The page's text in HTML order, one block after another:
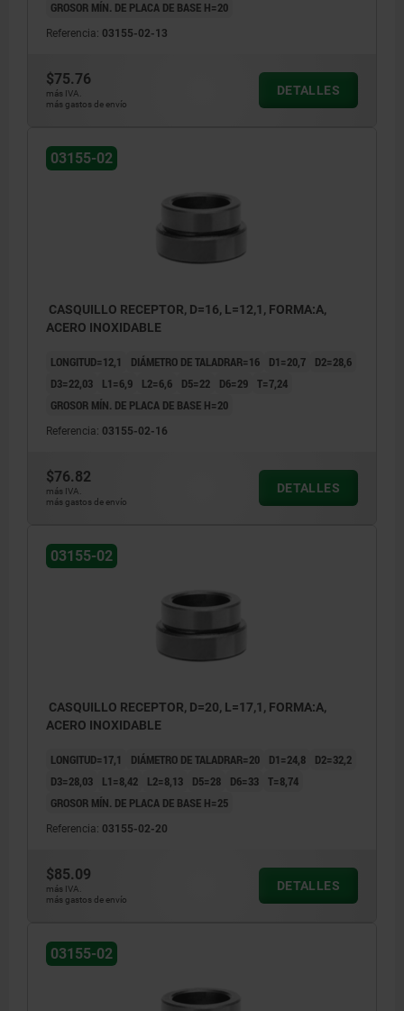
1) Placa base
GROSOR MÍN. DE PLACA DE BASE H=20
Referencia: 03155-02-13
$75.76
más IVA.
más gastos de envío
DETALLES
03155-02
CASQUILLO RECEPTOR, D=16, L=12,1, FORMA:A,
ACERO INOXIDABLE
LONGITUD=12,1 DIÁMETRO DE TALADRAR=16 D1=20,7
D2=28,6
D3=22,03
L1=6,9 L2=6,6 D5=22 D6=29 T=7,24
GROSOR MÍN. DE PLACA DE BASE H=20
Referencia: 03155-02-16
$76.82
más IVA.
más gastos de envío
DETALLES
03155-02
CASQUILLO RECEPTOR, D=20, L=17,1, FORMA:A,
ACERO INOXIDABLE
LONGITUD=17,1 DIÁMETRO DE TALADRAR=20 D1=24,8
D2=32,2
D3=28,03
L1=8,42 L2=8,13 D5=28 D6=33 T=8,74
GROSOR MÍN. DE PLACA DE BASE H=25
Referencia: 03155-02-20
$85.09
más IVA.
más gastos de envío
DETALLES
03155-02